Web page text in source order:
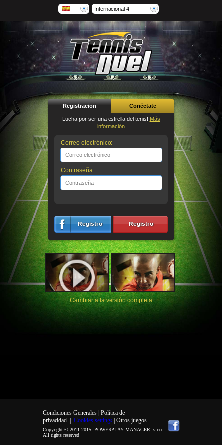
Internacional 4
Registracion Conéctate
Lucha por ser una estrella del tenis! Más
información
Correo electrónico:
Contraseña:
Registro Registro
Cambiar a la versión completa
Condiciones Generales | Política de
privacidad| Cookies settings | Otros juegos
Copyright © 2011-2015- POWERPLAY MANAGER, s.r.o. -
All rights reserved